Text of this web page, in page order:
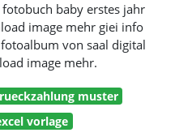
baby erstes jahr
image mehr giei info
von saal digital
image mehr.
muster
vorlage